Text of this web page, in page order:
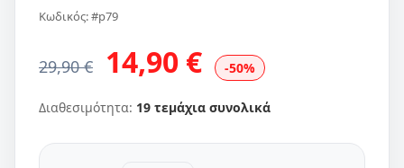
Κωδικός: #p79
29,90 € 14,90 € -50%
Διαθεσιμότητα: 19 τεμάχια συνολικά